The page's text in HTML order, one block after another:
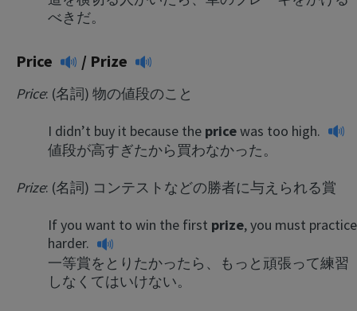
べきだ。
Price / Prize
Price: (名詞) 物の値段のこと
I didn’t buy it because the pricewas too high.
値段が高すぎたから買わなかった。
Prize: (名詞) コンテストなどの勝者に与えられる賞
If you want to win the first prize, you must practice
harder.
一等賞をとりたかったら、もっと頑張って練習
しなくてはいけない。